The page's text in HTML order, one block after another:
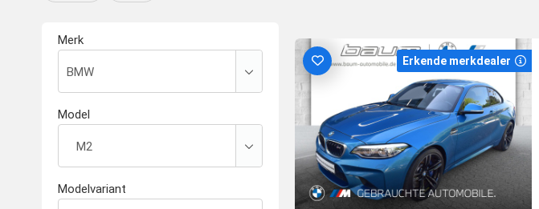
Erkende merkdealer
Merk
Model
Modelvariant